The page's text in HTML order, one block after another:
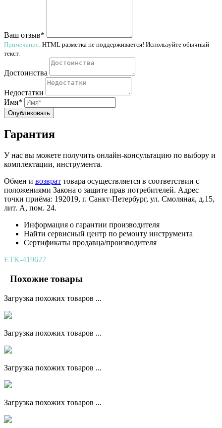
Ваш отзыв*
Примечание: HTML разметка не поддерживается! Используйте обычный
текст.
Достоинства
Недостатки
Имя*
Опубликовать
Гарантия
У нас вы можете получить онлайн-консультацию по выбору и
комплектации, инструмента.
Обмен и возврат товара осуществляется в соответствии с
положениями Закона о защите прав потребителей. Адрес
точки приёма: 192019, г. Санкт-Петербург, ул. Смоляная, д.15,
лит. А, пом. 24.
Информация о гарантии производителя
Найти сервисный центр по ремонту инструмента
Сертификаты продавца/производителя
ETK-419627
Похожие товары
Загрузка похожих товаров ...
Загрузка похожих товаров ...
Загрузка похожих товаров ...
Загрузка похожих товаров ...